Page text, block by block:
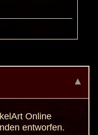
Online
entworfen.